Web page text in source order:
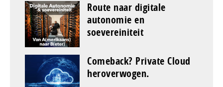
Route naar digitale
autonomie en
soevereiniteit
Comeback? Private Cloud
heroverwogen.